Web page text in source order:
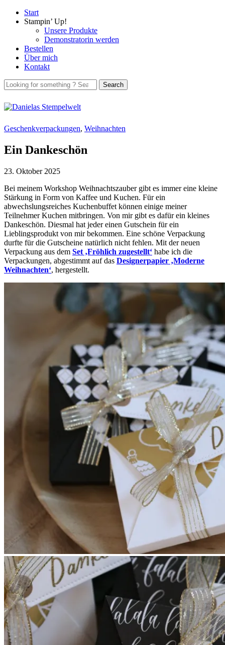
Start
Stampin’ Up!
Unsere Produkte
Demonstratorin werden
Bestellen
Über mich
Kontakt
Geschenkverpackungen, Weihnachten
Ein Dankeschön
23. Oktober 2025
Bei meinem Workshop Weihnachtszauber gibt es immer eine kleine
Stärkung in Form von Kaffee und Kuchen. Für ein
abwechslungsreiches Kuchenbuffet können einige meiner
Teilnehmer Kuchen mitbringen. Von mir gibt es dafür ein kleines
Dankeschön. Diesmal hat jeder einen Gutschein für ein
Lieblingsprodukt von mir bekommen. Eine schöne Verpackung
durfte für die Gutscheine natürlich nicht fehlen. Mit der neuen
Verpackung aus dem Set ‚Fröhlich zugestellt‘ habe ich die
Verpackungen, abgestimmt auf das Designerpapier ‚Moderne
Weihnachten‘, hergestellt.